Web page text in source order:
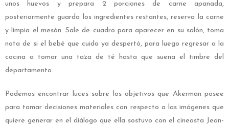
unos huevos y prepara 2 porciones de carne apanada,
posteriormente guarda los ingredientes restantes, reserva la carne
y limpia el mesón. Sale de cuadro para aparecer en su salón, toma
nota de si el bebé que cuida ya despertó, para luego regresar a la
cocina a tomar una taza de té hasta que suena el timbre del
departamento.
Podemos encontrar luces sobre los objetivos que Akerman posee
para tomar decisiones materiales con respecto a las imágenes que
quiere generar en el diálogo que ella sostuvo con el cineasta Jean-